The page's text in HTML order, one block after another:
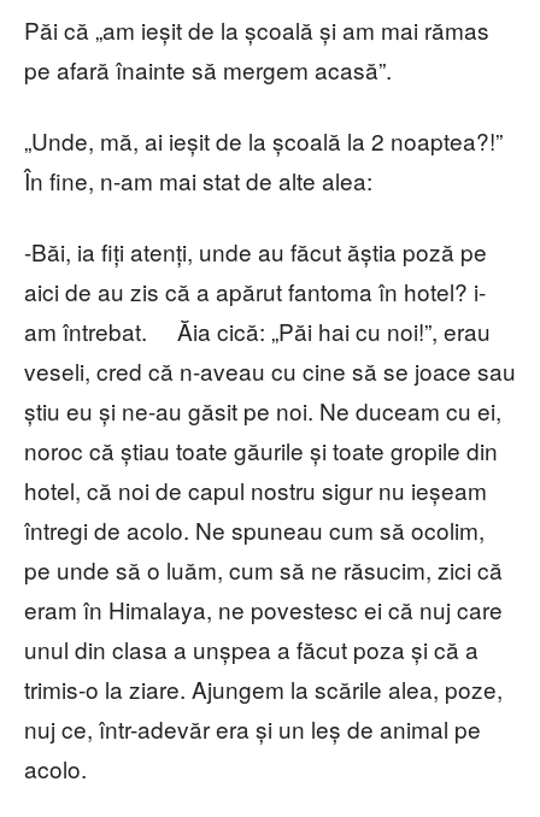
Păi că „am ieșit de la școală și am mai rămas
pe afară înainte să mergem acasă”.
„Unde, mă, ai ieșit de la școală la 2 noaptea?!”
În fine, n-am mai stat de alte alea:
-Băi, ia fiți atenți, unde au făcut ăștia poză pe
aici de au zis că a apărut fantoma în hotel? i-
am întrebat. Ăia cică: „Păi hai cu noi!”, erau
veseli, cred că n-aveau cu cine să se joace sau
știu eu și ne-au găsit pe noi. Ne duceam cu ei,
noroc că știau toate găurile și toate gropile din
hotel, că noi de capul nostru sigur nu ieșeam
întregi de acolo. Ne spuneau cum să ocolim,
pe unde să o luăm, cum să ne răsucim, zici că
eram în Himalaya, ne povestesc ei că nuj care
unul din clasa a unșpea a făcut poza și că a
trimis-o la ziare. Ajungem la scările alea, poze,
nuj ce, într-adevăr era și un leș de animal pe
acolo.